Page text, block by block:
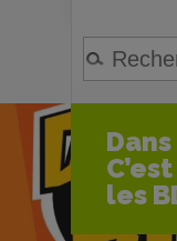
les